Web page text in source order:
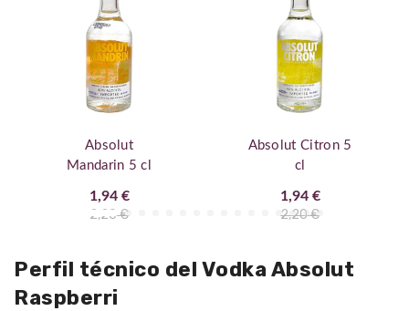
Absolut
Mandarin 5 cl
1,94 €
2,20 €
Absolut Citron 5
cl
1,94 €
2,20 €
Perfil técnico del Vodka Absolut
Raspberri